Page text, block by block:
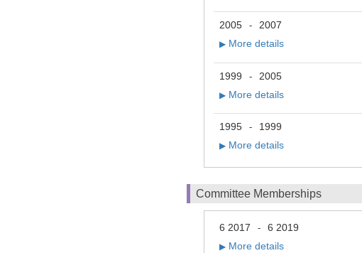
2005 - 2007
▶ More details
1999 - 2005
▶ More details
1995 - 1999
▶ More details
Committee Memberships
6 2017 - 6 2019
▶ More details